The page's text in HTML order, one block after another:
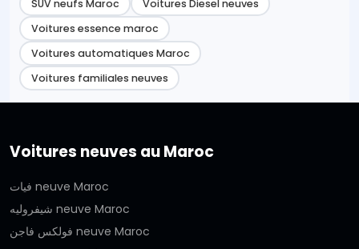
SUV neufs Maroc
Voitures Diesel neuves
Voitures essence maroc
Voitures automatiques Maroc
Voitures familiales neuves
Voitures neuves au Maroc
فيات neuve Maroc
شيفروليه neuve Maroc
فولكس فاجن neuve Maroc